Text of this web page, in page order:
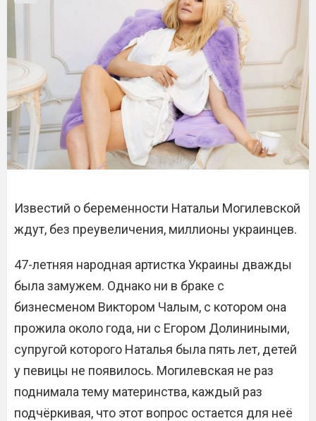
Известий о беременности Натальи Могилевской
ждут, без преувеличения, миллионы украинцев.
47-летняя народная артистка Украины дважды
была замужем. Однако ни в браке с
бизнесменом Виктором Чалым, с котором она
прожила около года, ни с Егором Долиниными,
супругой которого Наталья была пять лет, детей
у певицы не появилось. Могилевская не раз
поднимала тему материнства, каждый раз
подчёркивая, что этот вопрос остается для неё